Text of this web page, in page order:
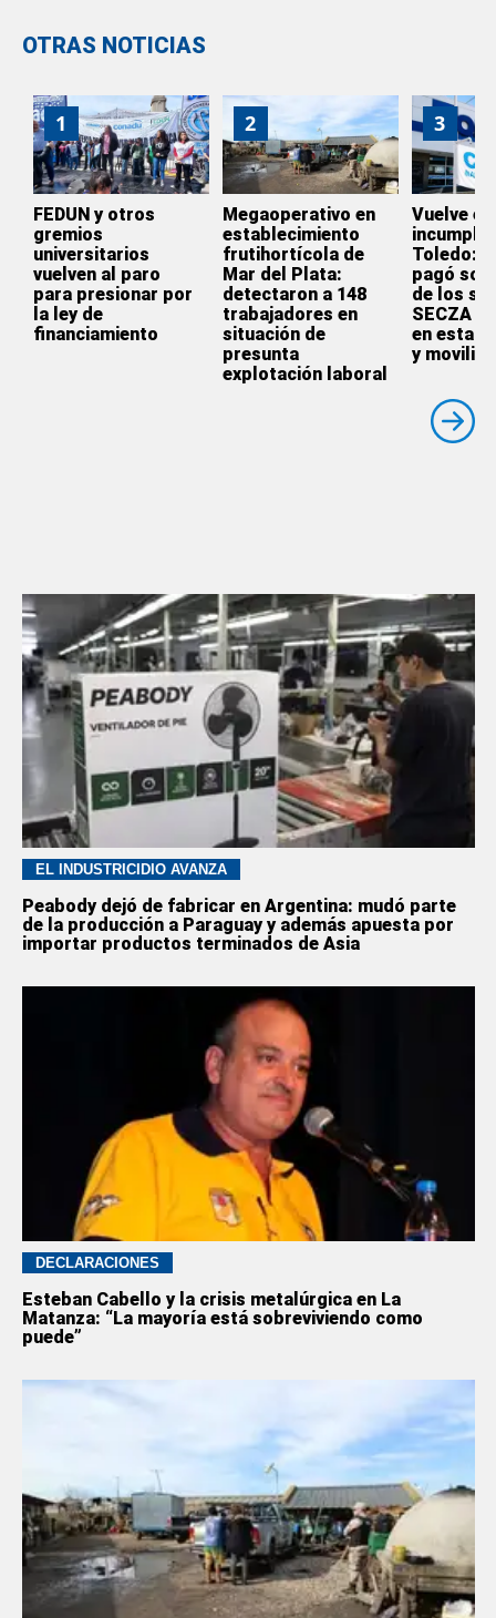
OTRAS NOTICIAS
1
FEDUN y otros
gremios
universitarios
vuelven al paro
para presionar por
la ley de
financiamiento
2
Megaoperativo en
establecimiento
frutihortícola de
Mar del Plata:
detectaron a 148
trabajadores en
situación de
presunta
explotación laboral
3
Vuelve el
Toledo:
pagó
de los
SECZA
en
y
EL INDUSTRICIDIO AVANZA
Peabody dejó de fabricar en Argentina: mudó parte
de la producción a Paraguay y además apuesta por
importar productos terminados de Asia
DECLARACIONES
Esteban Cabello y la crisis metalúrgica en La
Matanza: “La mayoría está sobreviviendo como
puede”